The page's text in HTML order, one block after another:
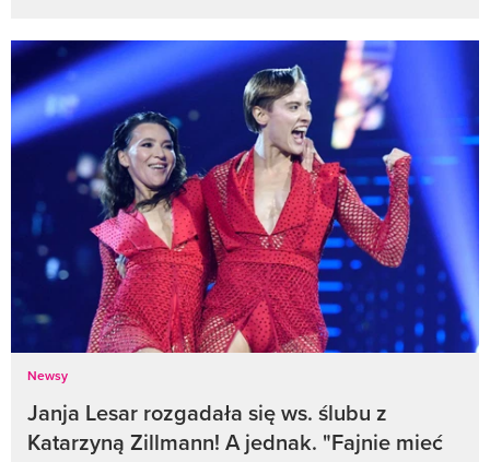
Newsy
Janja Lesar rozgadała się ws. ślubu z
Katarzyną Zillmann! A jednak. "Fajnie mieć